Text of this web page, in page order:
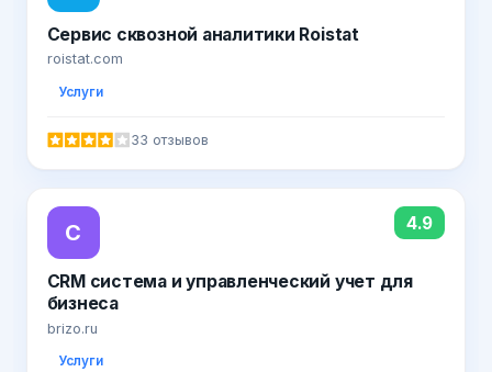
Сервис сквозной аналитики Roistat
roistat.com
Услуги
33 отзывов
C 4.9
CRM система и управленческий учет для
бизнеса
brizo.ru
Услуги